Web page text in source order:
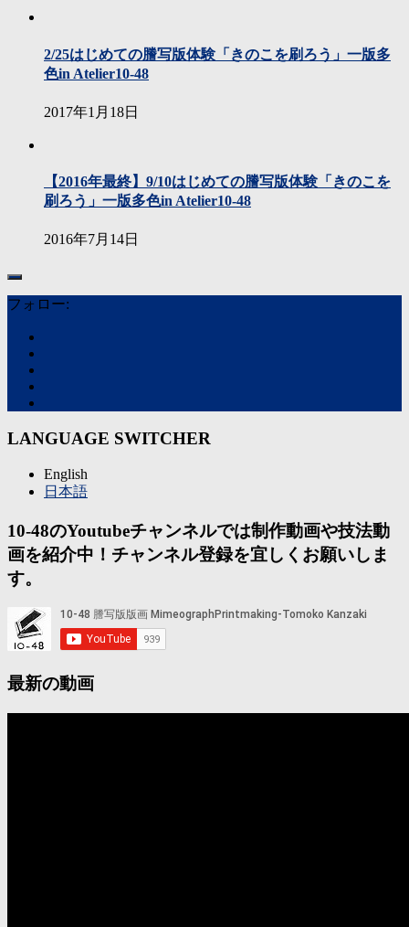
2/25はじめての謄写版体験「きのこを刷ろう」一版多
色in Atelier10-48
2017年1月18日
【2016年最終】9/10はじめての謄写版体験「きのこを
刷ろう」一版多色in Atelier10-48
2016年7月14日
フォロー:
LANGUAGE SWITCHER
English
日本語
10-48のYoutubeチャンネルでは制作動画や技法動
画を紹介中！チャンネル登録を宜しくお願いしま
す。
最新の動画